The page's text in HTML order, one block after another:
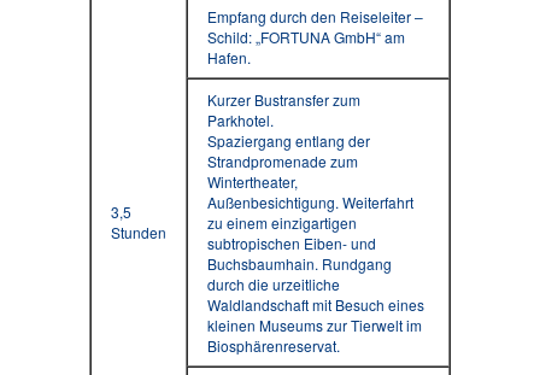
3,5
Stunden
Empfang durch den Reiseleiter –
Schild: „FORTUNA GmbH“ am
Hafen.
Kurzer Bustransfer zum
Parkhotel.
Spaziergang entlang der
Strandpromenade zum
Wintertheater,
Außenbesichtigung. Weiterfahrt
zu einem einzigartigen
subtropischen Eiben- und
Buchsbaumhain. Rundgang
durch die urzeitliche
Waldlandschaft mit Besuch eines
kleinen Museums zur Tierwelt im
Biosphärenreservat.